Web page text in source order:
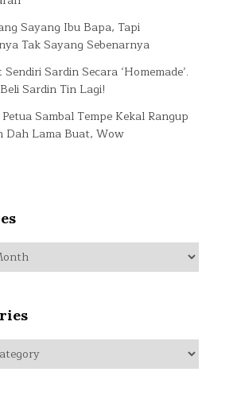
Sayang Ibu Bapa, Tapi
Tak Sayang Sebenarnya
Sardin Secara ‘Homemade’.
Sardin Tin Lagi!
Sambal Tempe Kekal Rangup
Dah Lama Buat, Wow